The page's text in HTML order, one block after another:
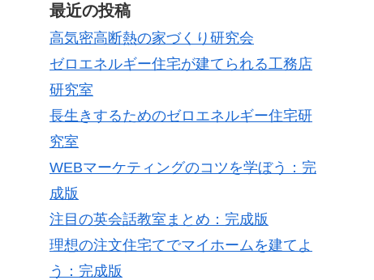
最近の投稿
高気密高断熱の家づくり研究会
ゼロエネルギー住宅が建てられる工務店
研究室
長生きするためのゼロエネルギー住宅研
究室
WEBマーケティングのコツを学ぼう：完
成版
注目の英会話教室まとめ：完成版
理想の注文住宅てでマイホームを建てよ
う：完成版